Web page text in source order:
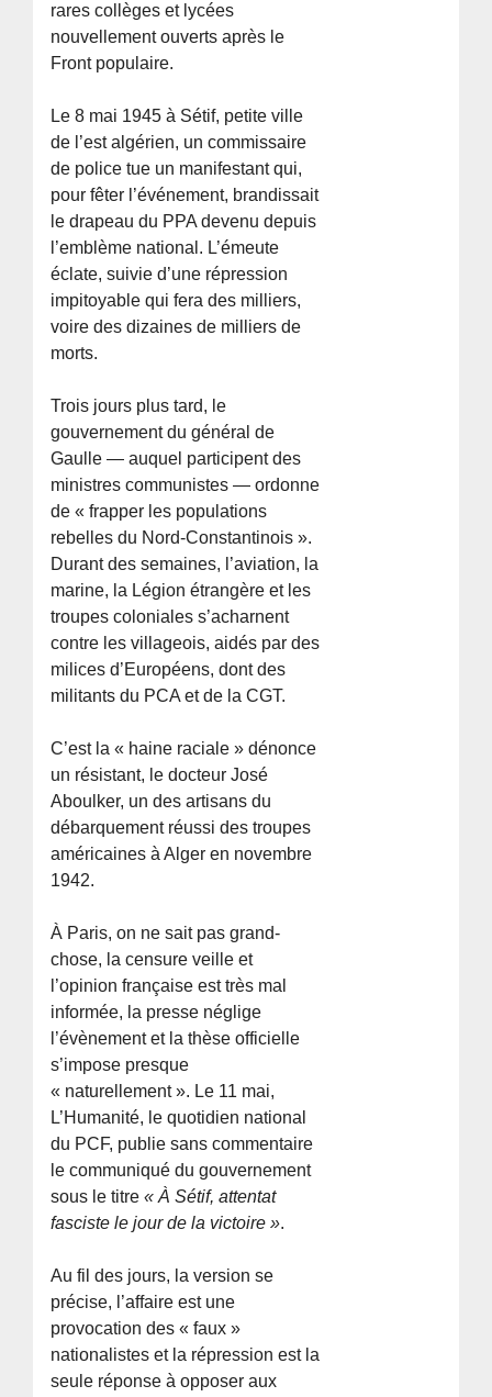
rares collèges et lycées
nouvellement ouverts après le
Front populaire.
Le 8 mai 1945 à Sétif, petite ville
de l’est algérien, un commissaire
de police tue un manifestant qui,
pour fêter l’événement, brandissait
le drapeau du PPA devenu depuis
l’emblème national. L’émeute
éclate, suivie d’une répression
impitoyable qui fera des milliers,
voire des dizaines de milliers de
morts.
Trois jours plus tard, le
gouvernement du général de
Gaulle — auquel participent des
ministres communistes — ordonne
de « frapper les populations
rebelles du Nord-Constantinois ».
Durant des semaines, l’aviation, la
marine, la Légion étrangère et les
troupes coloniales s’acharnent
contre les villageois, aidés par des
milices d’Européens, dont des
militants du PCA et de la CGT.
C’est la « haine raciale » dénonce
un résistant, le docteur José
Aboulker, un des artisans du
débarquement réussi des troupes
américaines à Alger en novembre
1942.
À Paris, on ne sait pas grand-
chose, la censure veille et
l’opinion française est très mal
informée, la presse néglige
l’évènement et la thèse officielle
s’impose presque
« naturellement ». Le 11 mai,
L’Humanité, le quotidien national
du PCF, publie sans commentaire
le communiqué du gouvernement
sous le titre« À Sétif, attentat
fasciste le jour de la victoire ».
Au fil des jours, la version se
précise, l’affaire est une
provocation des « faux »
nationalistes et la répression est la
seule réponse à opposer aux